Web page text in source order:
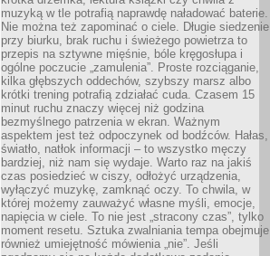
muzyką w tle potrafią naprawdę naładować baterie.
Nie można też zapominać o ciele. Długie siedzenie
przy biurku, brak ruchu i świeżego powietrza to
przepis na sztywne mięśnie, bóle kręgosłupa i
ogólne poczucie „zamulenia”. Proste rozciąganie,
kilka głębszych oddechów, szybszy marsz albo
krótki trening potrafią zdziałać cuda. Czasem 15
minut ruchu znaczy więcej niż godzina
bezmyślnego patrzenia w ekran. Ważnym
aspektem jest też odpoczynek od bodźców. Hałas,
światło, natłok informacji – to wszystko męczy
bardziej, niż nam się wydaje. Warto raz na jakiś
czas posiedzieć w ciszy, odłożyć urządzenia,
wyłączyć muzykę, zamknąć oczy. To chwila, w
której możemy zauważyć własne myśli, emocje,
napięcia w ciele. To nie jest „stracony czas”, tylko
moment resetu. Sztuka zwalniania tempa obejmuje
również umiejętność mówienia „nie”. Jeśli